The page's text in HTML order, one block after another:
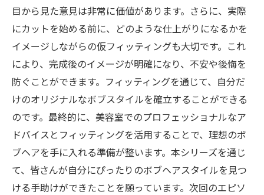
目から見た意見は非常に価値があります。さらに、実際
にカットを始める前に、どのような仕上がりになるかを
イメージしながらの仮フィッティングも大切です。これ
により、完成後のイメージが明確になり、不安や後悔を
防ぐことができます。フィッティングを通じて、自分だ
けのオリジナルなボブスタイルを確立することができる
のです。最終的に、美容室でのプロフェッショナルなア
ドバイスとフィッティングを活用することで、理想のボ
ブヘアを手に入れる準備が整います。本シリーズを通じ
て、皆さんが自分にぴったりのボブヘアスタイルを見つ
ける手助けができたことを願っています。次回のエピソ